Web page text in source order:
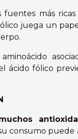
fuentes más
juega un
ácido fólico
consumo